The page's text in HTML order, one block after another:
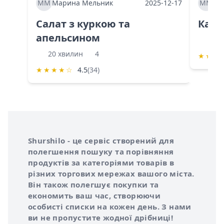
ММ Марина Мельник 2025-12-17
Салат з куркою та
апельсином
20 хвилин
4
★ ★ ★ ★ ☆ 4.5(34)
ММ
★ ★
Про сервіс Shurshilo
Shurshilo - це сервіс створений для
полегшення пошуку та порівняння
продуктів за категоріями товарів в
різних торгових мережах вашого міста.
Він також полегшує покупки та
економить ваш час, створюючи
особисті списки на кожен день. З нами
ви не пропустите жодної дрібниці!